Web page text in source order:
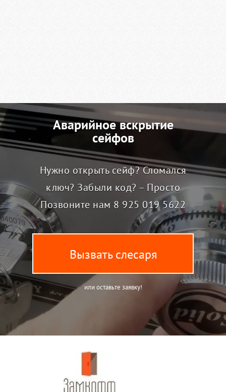
Аварийное вскрытие
сейфов
Нужно открыть сейф? Сломался
ключ? Забыли код? – Просто
Позвоните нам 8 925 019 5622
Вызвать слесаря
или оставьте заявку!